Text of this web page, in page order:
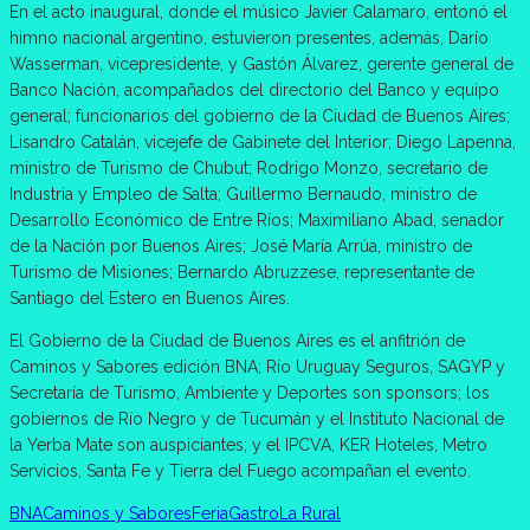
En el acto inaugural, donde el músico Javier Calamaro, entonó el
himno nacional argentino, estuvieron presentes, además, Darío
Wasserman, vicepresidente, y Gastón Álvarez, gerente general de
Banco Nación, acompañados del directorio del Banco y equipo
general; funcionarios del gobierno de la Ciudad de Buenos Aires;
Lisandro Catalán, vicejefe de Gabinete del Interior; Diego Lapenna,
ministro de Turismo de Chubut; Rodrigo Monzo, secretario de
Industria y Empleo de Salta; Guillermo Bernaudo, ministro de
Desarrollo Económico de Entre Ríos; Maximiliano Abad, senador
de la Nación por Buenos Aires; José María Arrúa, ministro de
Turismo de Misiones; Bernardo Abruzzese, representante de
Santiago del Estero en Buenos Aires.
El Gobierno de la Ciudad de Buenos Aires es el anfitrión de
Caminos y Sabores edición BNA; Río Uruguay Seguros, SAGYP y
Secretaría de Turismo, Ambiente y Deportes son sponsors; los
gobiernos de Río Negro y de Tucumán y el Instituto Nacional de
la Yerba Mate son auspiciantes; y el IPCVA, KER Hoteles, Metro
Servicios, Santa Fe y Tierra del Fuego acompañan el evento.
BNACaminos y SaboresFeriaGastroLa Rural